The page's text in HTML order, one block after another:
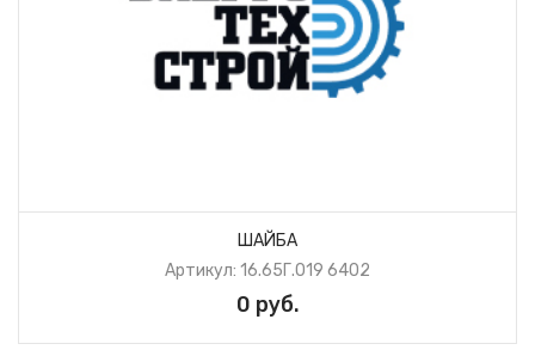
ШАЙБА
Артикул: 16.65Г.019 6402
0 руб.